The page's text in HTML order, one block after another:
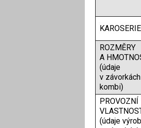
KAROSERIE
ROZMĚRY
A
(údaje
v závorkách
kombi)
PROVOZNÍ
(údaje